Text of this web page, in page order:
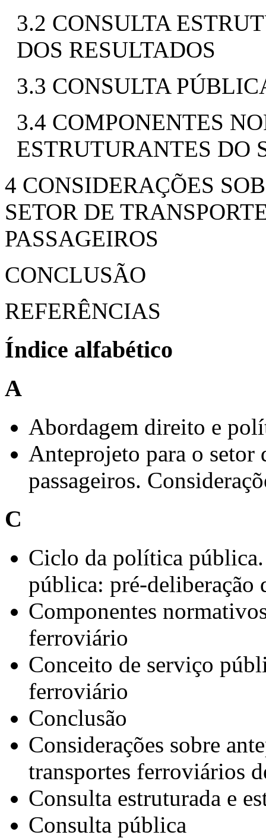
3.2 CONSULTA
DOS RESULTADOS
3.3 CONSULTA
3.4 COMPONENTES
ESTRUTURANTES DO
4 CONSIDERAÇÕES
SETOR DE
PASSAGEIROS
CONCLUSÃO
REFERÊNCIAS
Índice alfabético
A
Abordagem direito e
Anteprojeto para o setor
passageiros.
C
Ciclo da política
pública: pré-deliberação
Componentes
ferroviário
Conceito de serviço
ferroviário
Conclusão
Considerações sobre
transportes ferroviários
Consulta estruturada e
Consulta pública